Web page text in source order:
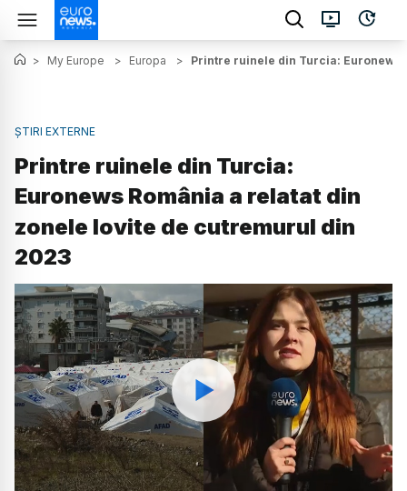
> My Europe > Europa > Printre ruinele din Turcia: Euronews
ȘTIRI EXTERNE
Printre ruinele din Turcia:
Euronews România a relatat din
zonele lovite de cutremurul din
2023
Watch